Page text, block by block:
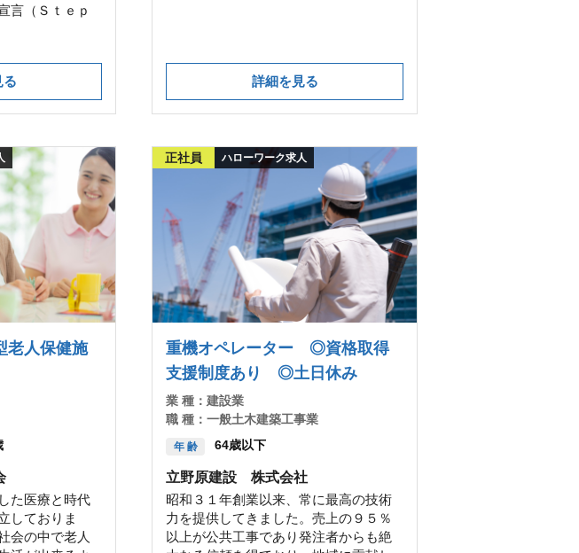
言（Ｓｔｅｐ
る 詳細を見る
老人保健施
た医療と時代
しておりま
会の中で老人
正社員 ハローワーク求人
重機オペレーター ◎資格取得
支援制度あり ◎土日休み
業 種： 建設業
職 種： 一般土木建築工事業
年 齢 64歳以下
立野原建設 株式会社
昭和３１年創業以来、常に最高の技術
力を提供してきました。売上の９５％
以上が公共工事であり発注者からも絶